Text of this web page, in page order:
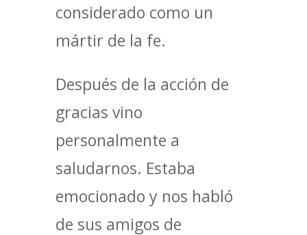
considerado como un
mártir de la fe.
Después de la acción de
gracias vino
personalmente a
saludarnos. Estaba
emocionado y nos habló
de sus amigos de